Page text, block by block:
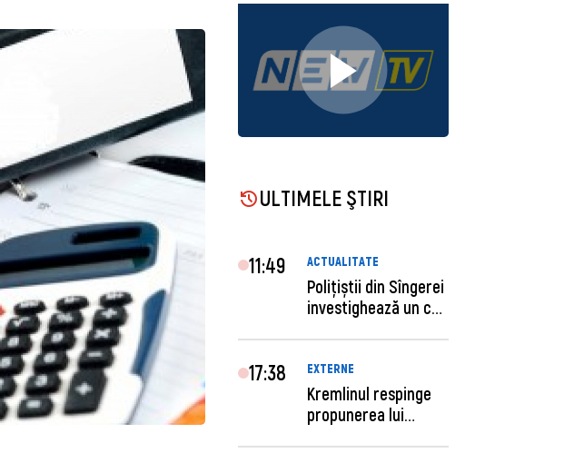
ULTIMELE ŞTIRI
11:49 ACTUALITATE
Polițiștii din Sîngerei
investighează un caz
17:38 EXTERNE
Kremlinul respinge
propunerea lui